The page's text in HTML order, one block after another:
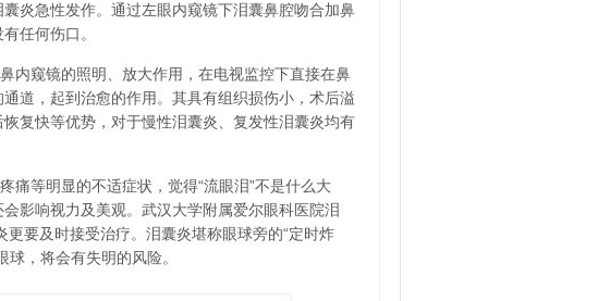
炎急性发作。通过左眼内窥镜下泪囊鼻腔吻合加鼻
任何伤口。
内窥镜的照明、放大作用，在电视监控下直接在鼻
道，起到治愈的作用。其具有组织损伤小，术后溢
复快等优势，对于慢性泪囊炎、复发性泪囊炎均有
痛等明显的不适症状，觉得“流眼泪”不是什么大
影响视力及美观。武汉大学附属爱尔眼科医院泪
要及时接受治疗。泪囊炎堪称眼球旁的“定时炸
，将会有失明的风险。